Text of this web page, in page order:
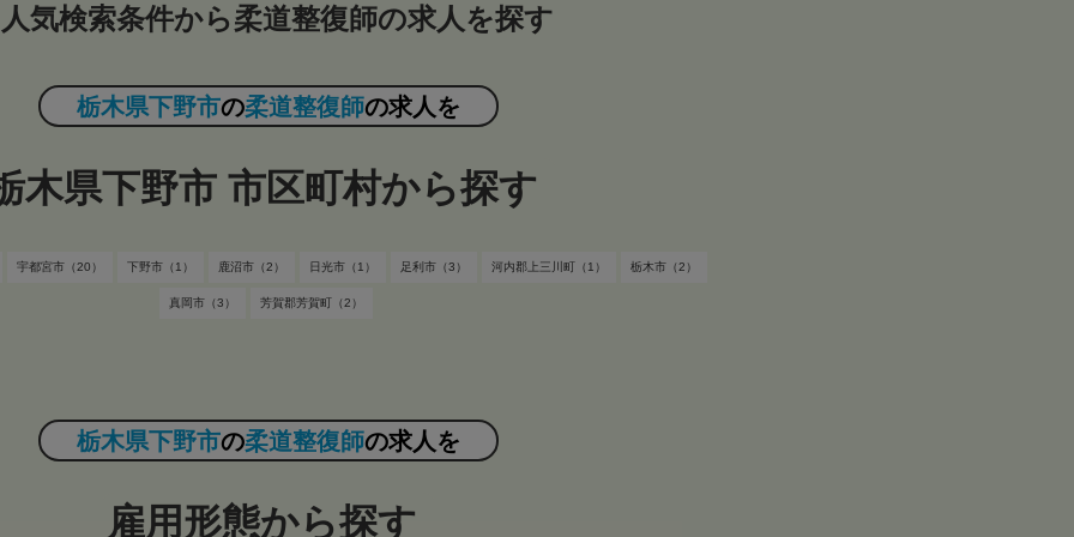
人気検索条件から柔道整復師の求人を探す
栃木県下野市の柔道整復師の求人を
木県下野市 市区町村から探す
宇都宮市（20） 下野市（1） 鹿沼市（2） 日光市（1） 足利市（3） 河内郡上三川町（1） 栃木市（2）
真岡市（3） 芳賀郡芳賀町（2）
栃木県下野市の柔道整復師の求人を
雇用形態から探す